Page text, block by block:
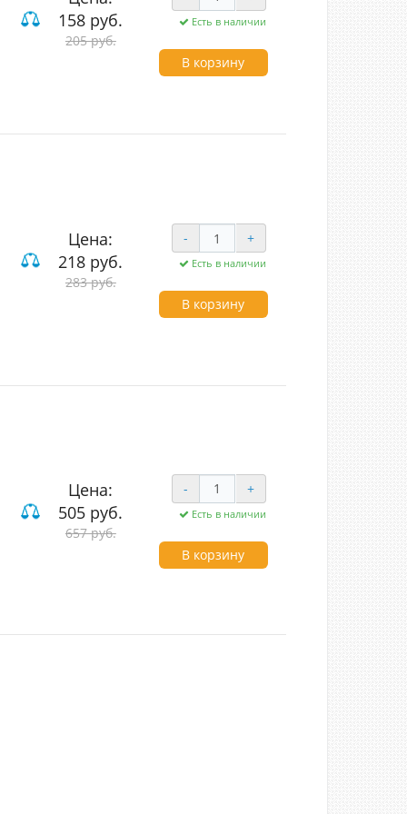
158 руб.
205 руб.
Есть в наличии
В корзину
Цена:
218 руб.
283 руб.
- +
Есть в наличии
В корзину
Цена:
505 руб.
657 руб.
- +
Есть в наличии
В корзину